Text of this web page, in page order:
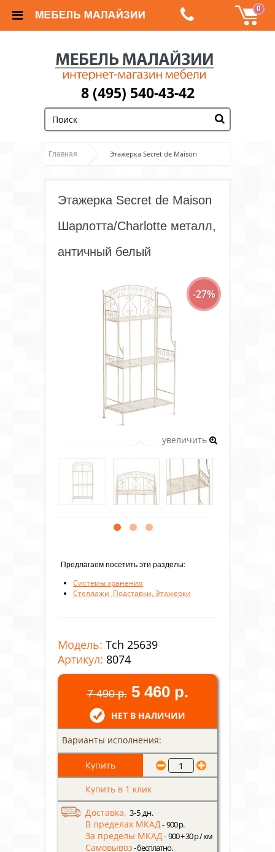
0
8 (495) 540-43-42
Главная Этажерка Secret de Maison
Этажерка Secret de Maison
Шарлотта/Charlotte металл,
античный белый
-27%
увеличить
Предлагаем посетить эти разделы:
Системы хранения
Стеллажи ,Подставки, Этажерки
Модель: Tch 25639
Артикул: 8074
7 490 р. 5 460 р.
НЕТ В НАЛИЧИИ
Варианты исполнения:
Купить в 1 клик
Доставка, 3-5 дн.
В пределах МКАД- 900 р.
За пределы МКАД- 900 + 30 р / км
Самовывоз- бесплатно.